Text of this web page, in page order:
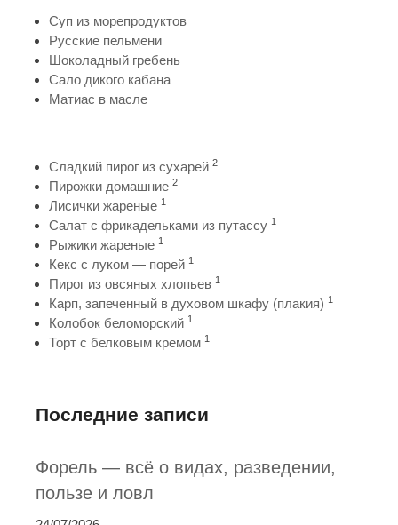
Суп из морепродуктов
Русские пельмени
Шоколадный гребень
Сало дикого кабана
Матиас в масле
Сладкий пирог из сухарей 2
Пирожки домашние 2
Лисички жареные 1
Салат с фрикадельками из путассу 1
Рыжики жареные 1
Кекс с луком — порей 1
Пирог из овсяных хлопьев 1
Карп, запеченный в духовом шкафу (плакия) 1
Колобок беломорский 1
Торт с белковым кремом 1
Последние записи
Форель — всё о видах, разведении,
пользе и ловл